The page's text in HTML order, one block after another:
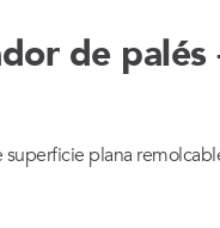
de palés
plana